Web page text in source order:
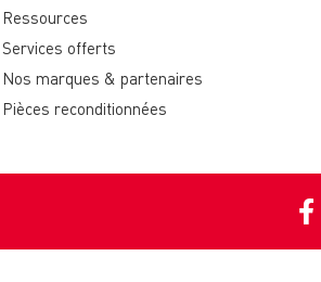
Ressources
Services offerts
Nos marques & partenaires
Pièces reconditionnées